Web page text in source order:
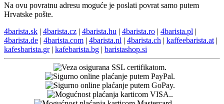
Na ovu povratnu adresu moguće je poslati povrat samo putem
Hrvatske pošte.
4barista.sk | 4barista.cz | 4barista.hu | 4barista.ro | 4barista.pl |
4barista.de | 4barista.com | 4barista.nl | 4barista.ch | kaffeebarista.at |
kafesbarista.gr| kafebarista.bg | baristashop.si